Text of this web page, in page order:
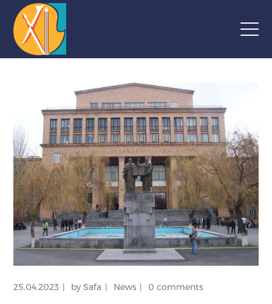
25.04.2023 bySafa News 0 comments